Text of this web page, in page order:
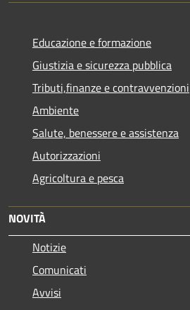
Educazione e formazione
Giustizia e sicurezza pubblica
Tributi,finanze e contravvenzioni
Ambiente
Salute, benessere e assistenza
Autorizzazioni
Agricoltura e pesca
NOVITÀ
Notizie
Comunicati
Avvisi